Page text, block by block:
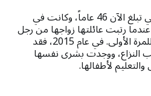
إنه واقع تعرفه بشرى جيداً: هي تبلغ الآن 46 عاماً، وكانت في
رتبت عائلتها زواجها من رجل
يكبرها سناً، وبعد عام حملت للمرة الأولى. في عام 2015، فقد
النزاع، ووجدت بشرى نفسها
لأطفالها.